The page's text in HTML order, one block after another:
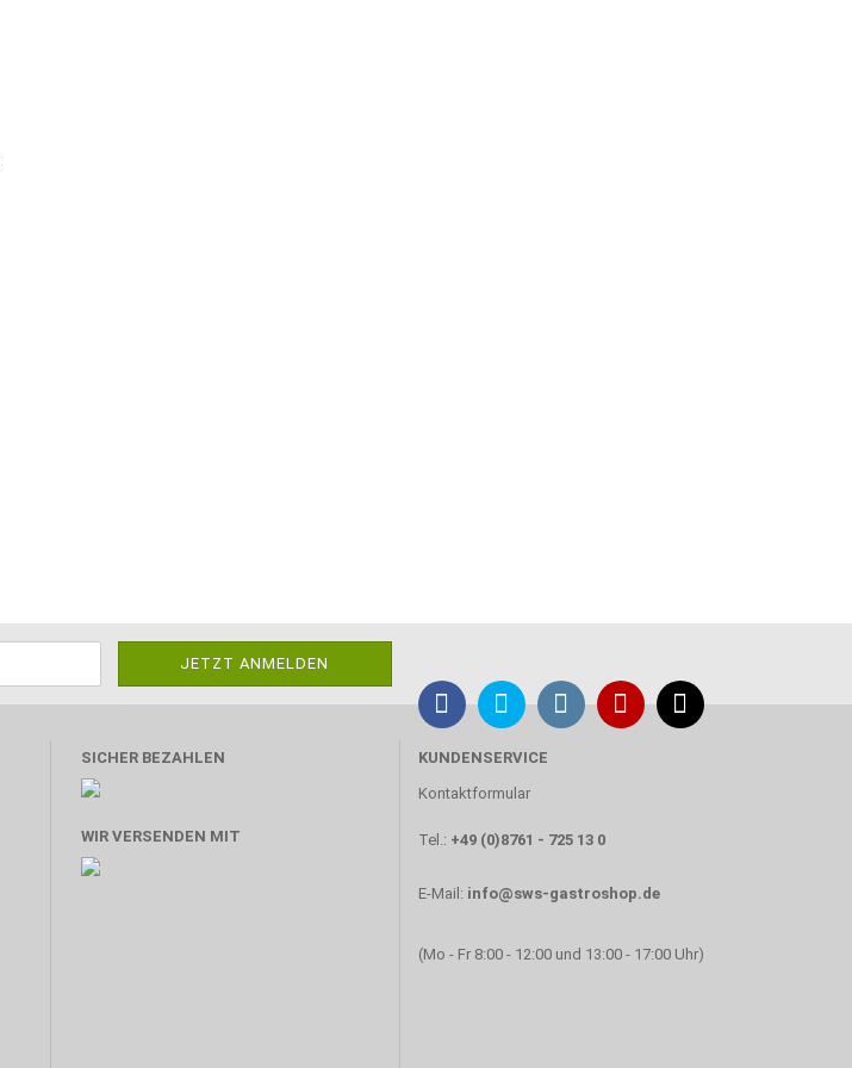
SICHER BEZAHLEN
WIR VERSENDEN MIT
KUNDENSERVICE
Kontaktformular
Tel.: +49 (0)8761 - 725 13 0
E-Mail: info@sws-gastroshop.de
(Mo - Fr 8:00 - 12:00 und 13:00 - 17:00 Uhr)